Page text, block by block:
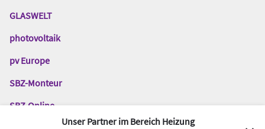
GLASWELT
photovoltaik
pv Europe
SBZ-Monteur
SBZ-Online
Unser Partner im Bereich Heizung